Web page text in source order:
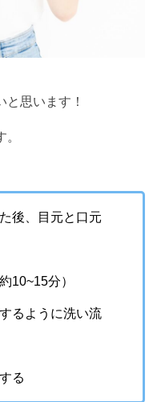
思います！
後、目元と口元
10~15分）
るように洗い流
る